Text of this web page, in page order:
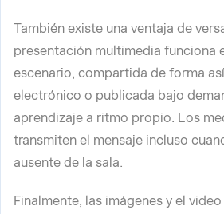
También existe una ventaja de
presentación multimedia funciona
escenario, compartida de forma
electrónico o publicada bajo
aprendizaje a ritmo propio. Los
transmiten el mensaje incluso
ausente de la sala.
Finalmente, las imágenes y el